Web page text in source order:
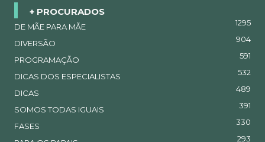
+ PROCURADOS
DE MÃE PARA MÃE 1295
DIVERSÃO 904
PROGRAMAÇÃO 591
DICAS DOS ESPECIALISTAS 532
DICAS 489
SOMOS TODAS IGUAIS 391
FASES 330
293